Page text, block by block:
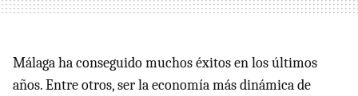
Málaga ha conseguido muchos éxitos en los últimos
años. Entre otros, ser la economía más dinámica de